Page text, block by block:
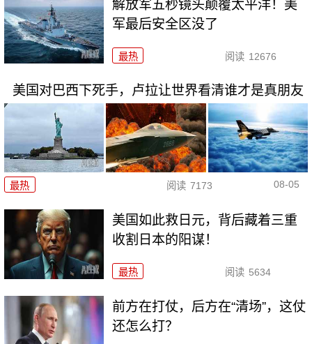
解放军五秒镜头颠覆太平洋！美
军最后安全区没了
最热 阅读 12676
美国对巴西下死手，卢拉让世界看清谁才是真朋友
最热 阅读 7173 08-05
美国如此救日元，背后藏着三重
收割日本的阳谋！
最热 阅读 5634
前方在打仗，后方在“清场”，这仗
还怎么打？